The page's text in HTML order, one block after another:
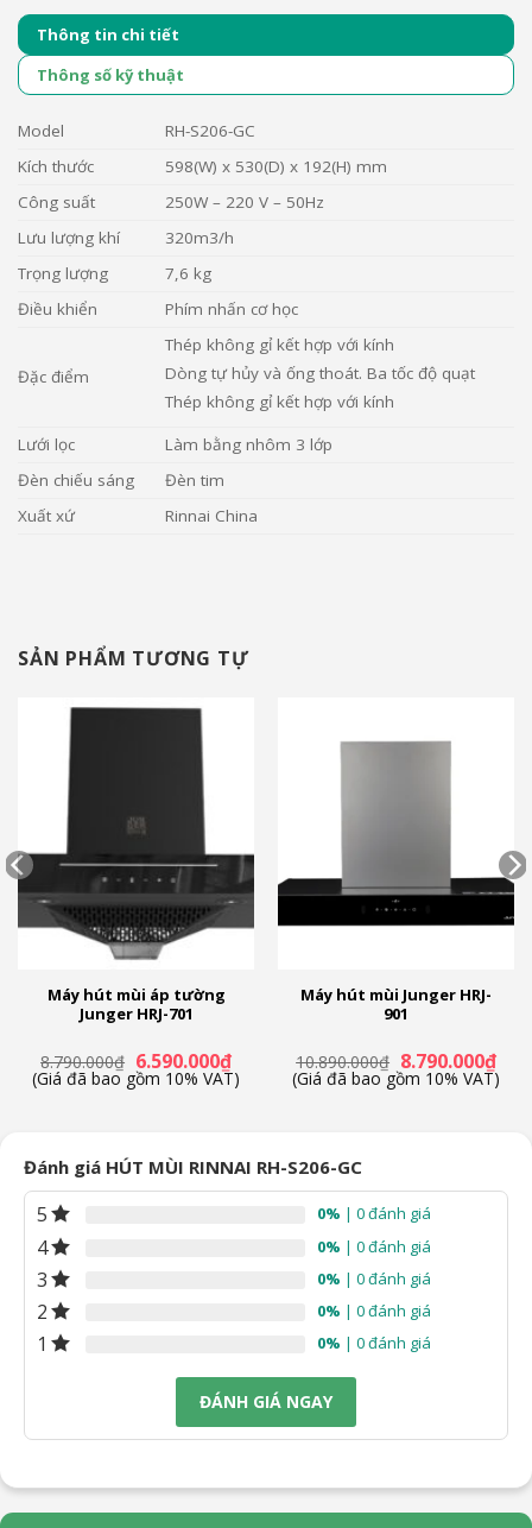
Thông tin chi tiết
Thông số kỹ thuật
Model
RH-S206-GC
Kích thước
598(W) x 530(D) x 192(H) mm
Công suất
250W – 220 V – 50Hz
Lưu lượng khí
320m3/h
Trọng lượng
7,6 kg
Điều khiển
Phím nhấn cơ học
Đặc điểm
Thép không gỉ kết hợp với kính
Dòng tự hủy và ống thoát. Ba tốc độ quạt
Thép không gỉ kết hợp với kính
Lưới lọc
Làm bằng nhôm 3 lớp
Đèn chiếu sáng
Đèn tim
Xuất xứ
Rinnai China
SẢN PHẨM TƯƠNG TỰ
Máy hút mùi áp tường
Junger HRJ-701
8.790.000₫ Giá
gốc
là:
6.590.000₫Giá
hiện
tại
(Giá đã bao gồm 10% VAT)
Máy hút mùi Junger HRJ-
901
10.890.000₫ Giá
gốc
là:
8.790.000₫Giá
hiện
tại
(Giá đã bao gồm 10% VAT)
Đánh giá HÚT MÙI RINNAI RH-S206-GC
5 0% | 0 đánh giá
4 0% | 0 đánh giá
3 0% | 0 đánh giá
2 0% | 0 đánh giá
1 0% | 0 đánh giá
ĐÁNH GIÁ NGAY